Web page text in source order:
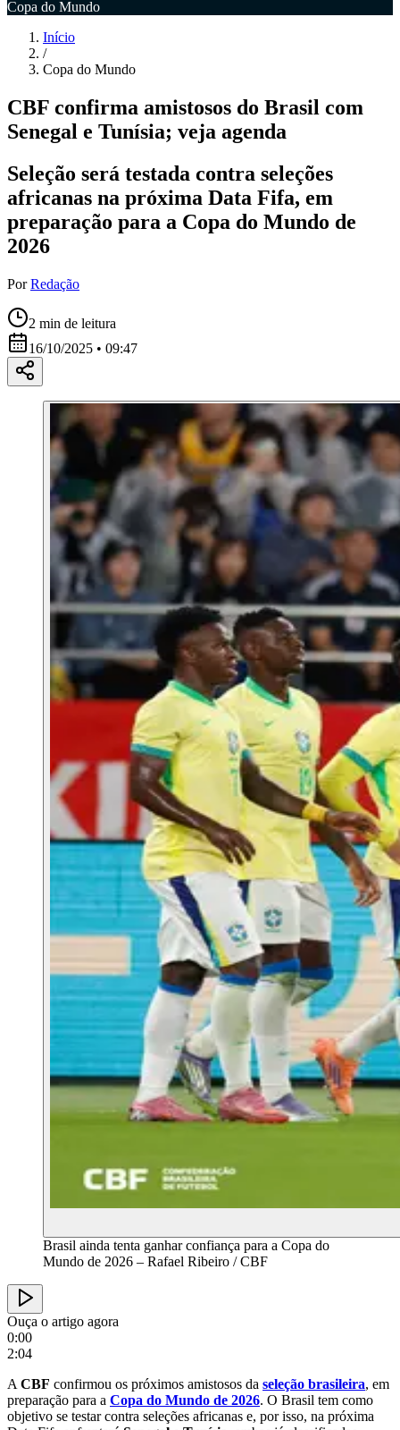
Copa do Mundo
Início
/
Copa do Mundo
CBF confirma amistosos do Brasil com
Senegal e Tunísia; veja agenda
Seleção será testada contra seleções
africanas na próxima Data Fifa, em
preparação para a Copa do Mundo de
2026
Por Redação
2 min de leitura
16/10/2025 • 09:47
Brasil ainda tenta ganhar confiança para a Copa do
Mundo de 2026 – Rafael Ribeiro / CBF
Ouça o artigo agora
0:00
2:04
A CBF confirmou os próximos amistosos da seleção brasileira, em
preparação para a Copa do Mundo de 2026. O Brasil tem como
objetivo se testar contra seleções africanas e, por isso, na próxima